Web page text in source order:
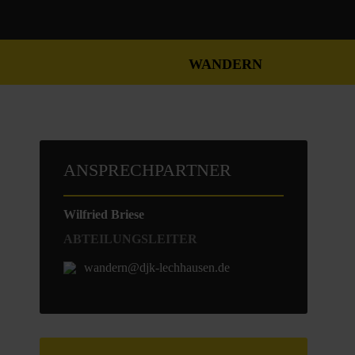
WANDERN
ANSPRECHPARTNER
Wilfried Briese
ABTEILUNGSLEITER
wandern@djk-lechhausen.de